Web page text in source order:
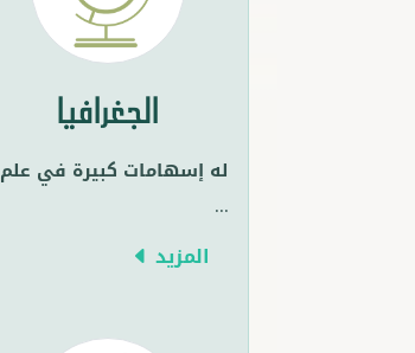
الجغرافيا
له إسهامات كبيرة في علم
...
المزيد